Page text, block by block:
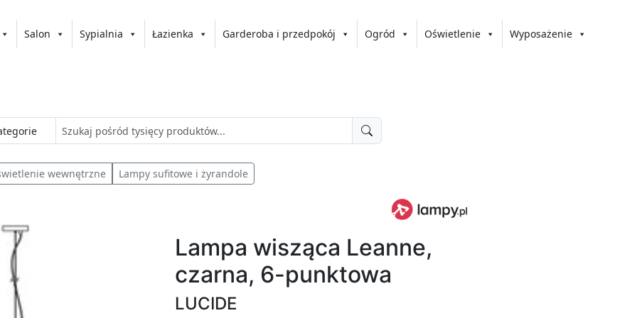
Salon Sypialnia Łazienka Garderoba i przedpokój Ogród Oświetlenie Wyposażenie
wewnętrzne Lampy sufitowe i żyrandole
Lampa wisząca Leanne,
czarna, 6-punktowa
LUCIDE